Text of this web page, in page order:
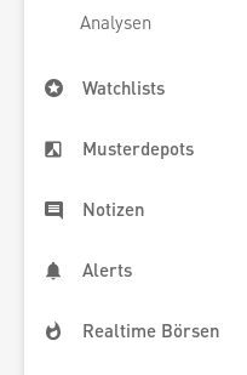
Analysen
Watchlists
Musterdepots
Notizen
Alerts
Realtime Börsen